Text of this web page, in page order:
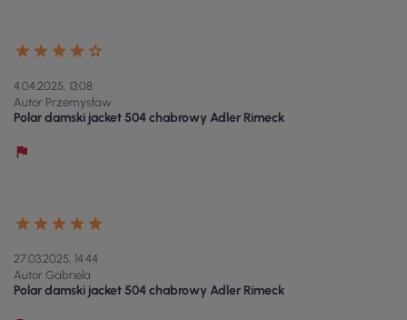
4.04.2025, 13:08
Autor Przemysław
Polar damski jacket 504 chabrowy Adler Rimeck
27.03.2025, 14:44
Autor Gabriela
Polar damski jacket 504 chabrowy Adler Rimeck